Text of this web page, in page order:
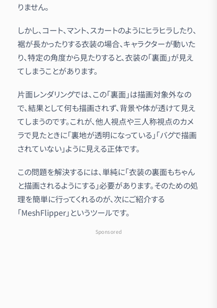
りません。
しかし、コート、マント、スカートのようにヒラヒラしたり、
裾が長かったりする衣装の場合、キャラクターが動いた
り、特定の角度から見たりすると、衣装の「裏面」が見え
てしまうことがあります。
片面レンダリングでは、この「裏面」は描画対象外なの
で、結果として何も描画されず、背景や体が透けて見え
てしまうのです。これが、他人視点や三人称視点のカメ
ラで見たときに「裏地が透明になっている」「バグで描画
されていない」ように見える正体です。
この問題を解決するには、単純に「衣装の裏面もちゃん
と描画されるようにする」必要があります。そのための処
理を簡単に行ってくれるのが、次にご紹介する
「MeshFlipper」というツールです。
Sponsored